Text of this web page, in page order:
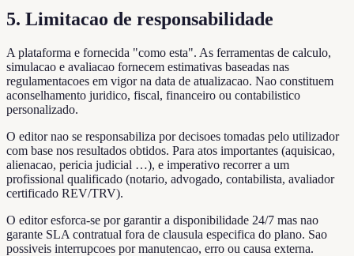
5. Limitacao de responsabilidade
A plataforma e fornecida "como esta". As ferramentas de calculo,
simulacao e avaliacao fornecem estimativas baseadas nas
regulamentacoes em vigor na data de atualizacao. Nao constituem
aconselhamento juridico, fiscal, financeiro ou contabilistico
personalizado.
O editor nao se responsabiliza por decisoes tomadas pelo utilizador
com base nos resultados obtidos. Para atos importantes (aquisicao,
alienacao, pericia judicial …), e imperativo recorrer a um
profissional qualificado (notario, advogado, contabilista, avaliador
certificado REV/TRV).
O editor esforca-se por garantir a disponibilidade 24/7 mas nao
garante SLA contratual fora de clausula especifica do plano. Sao
possiveis interrupcoes por manutencao, erro ou causa externa.